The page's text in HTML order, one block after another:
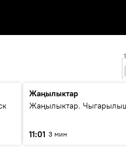
Жаңылыктар
Жаңылыктар.
11:01 3 мин